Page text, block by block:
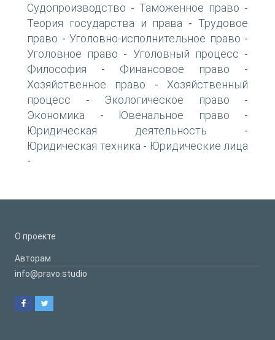
Судопроизводство - Таможенное право -
Теория государства и права -Трудовое
право - Уголовно-исполнительное право -
Уголовное право - Уголовный процесс -
Философия - Финансовое право -
Хозяйственное право - Хозяйственный
процесс - Экологическое право -
Экономика - Ювенальное право -
Юридическая деятельность -
Юридическая техника - Юридические лица
-
О проекте
Авторам
info@pravo.studio